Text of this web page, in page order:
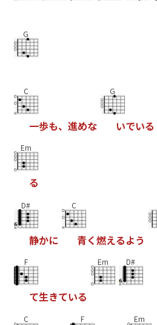
G
C
一歩も、 進めな
G
いでいる
Em
る
D#
静かに
C
青く燃えるよう
F
て生きている
Em D#
C F Em